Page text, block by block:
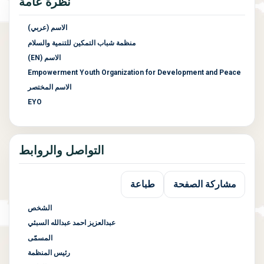
الاسم (عربي)
منظمة شباب التمكين للتنمية والسلام
الاسم (EN)
Empowerment Youth Organization for Development and Peace
الاسم المختصر
EYO
التواصل والروابط
مشاركة الصفحة طباعة
الشخص
عبدالعزيز احمد عبدالله السبئي
المسمّى
رئيس المنظمة